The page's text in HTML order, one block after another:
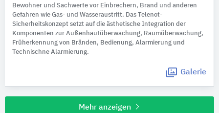
Bewohner und Sachwerte vor Einbrechern, Brand und anderen
Gefahren wie Gas- und Wasseraustritt. Das Telenot-
Sicherheitskonzept setzt auf die ästhetische Integration der
Komponenten zur Außenhautüberwachung, Raumüberwachung,
Früherkennung von Bränden, Bedienung, Alarmierung und
Technischne Alarmierung.
Galerie
Mehr anzeigen